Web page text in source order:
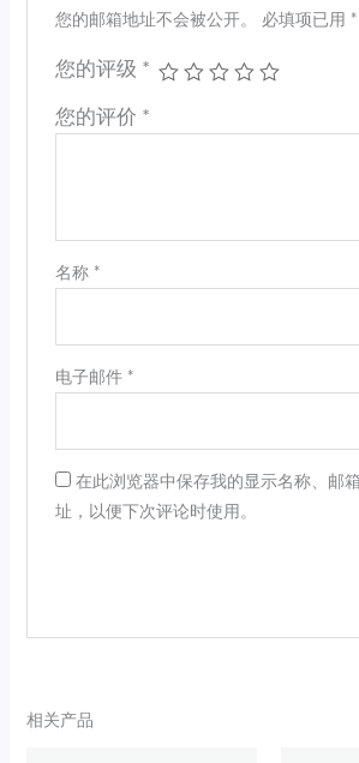
您的邮箱地址不会被公开。 必填项已用 *
您的评级 *
您的评价 *
名称 *
电子邮件 *
在此浏览器中保存我的显示名称、邮
址，以便下次评论时使用。
相关产品